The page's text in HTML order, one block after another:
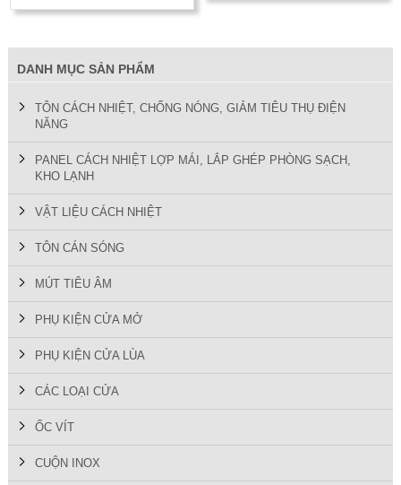
DANH MỤC SẢN PHẨM
TÔN CÁCH NHIỆT, CHỐNG NÓNG, GIẢM TIÊU THỤ ĐIỆN
NĂNG
PANEL CÁCH NHIỆT LỢP MÁI, LẮP GHÉP PHÒNG SẠCH,
KHO LẠNH
VẬT LIỆU CÁCH NHIỆT
TÔN CÁN SÓNG
MÚT TIÊU ÂM
PHỤ KIỆN CỬA MỞ
PHỤ KIỆN CỬA LÙA
CÁC LOẠI CỬA
ỐC VÍT
CUỘN INOX